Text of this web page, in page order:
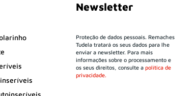
Newsletter
Proteção de dados pessoais. Remaches
Tudela tratará os seus dados para lhe
enviar a newsletter. Para mais
informações sobre o processamento e
os seus direitos, consulte a política de
privacidade.